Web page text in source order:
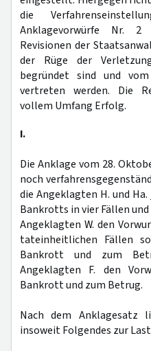
die
Anklagevorwürfe Nr.
Revisionen der
der Rüge der
begründet sind und vom
vertreten werden. Die
vollem Umfang Erfolg.
I.
Die Anklage vom 28.
noch
die Angeklagten H. und
Bankrotts in vier Fällen
Angeklagten W. den
tateinheitlichen Fällen
Bankrott und zum
Angeklagten F. den
Bankrott und zum Betrug.
Nach dem Anklagesatz
insoweit Folgendes zur